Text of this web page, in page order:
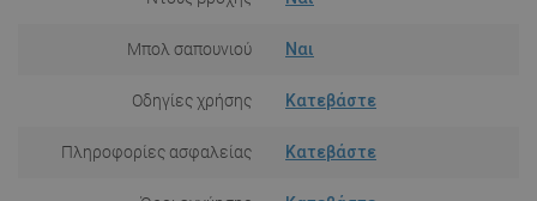
Μπολ σαπουνιού Ναι
Οδηγίες χρήσης Κατεβάστε
Πληροφορίες ασφαλείας Κατεβάστε